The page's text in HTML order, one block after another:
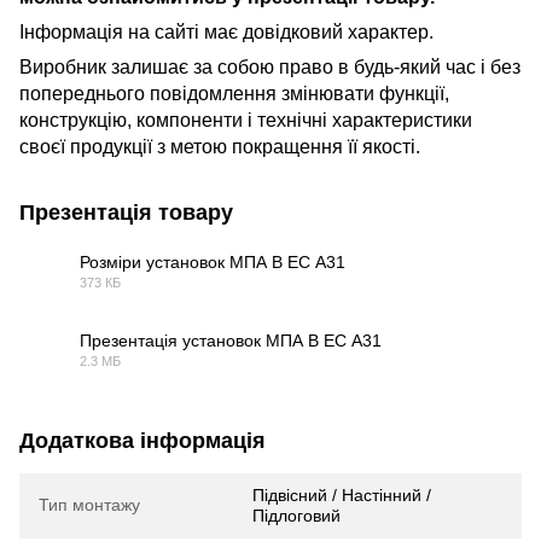
Інформація на сайті має довідковий характер.
Виробник залишає за собою право в будь-який час і без
попереднього повідомлення змінювати функції,
конструкцію, компоненти і технічні характеристики
своєї продукції з метою покращення її якості.
Презентація товару
Розміри установок МПА В ЕС А31
373 КБ
Презентація установок МПА В ЕС А31
2.3 МБ
Додаткова інформація
Тип монтажу
Підвісний / Настінний /
Підлоговий